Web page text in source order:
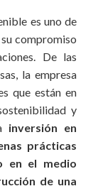
es uno de
compromiso
De las
la empresa
que están en
y
inversión en
prácticas
en el medio
de una